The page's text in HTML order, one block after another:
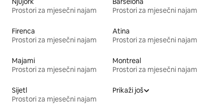
Prostori za mjesečni najam
Prostori za mjesečni najam
Firenca
Prostori za mjesečni najam
Atina
Prostori za mjesečni najam
Majami
Prostori za mjesečni najam
Montreal
Prostori za mjesečni najam
Sijetl
Prostori za mjesečni najam
Prikaži još